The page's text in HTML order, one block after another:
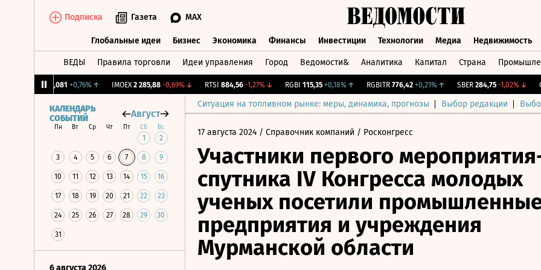
Подписка Газета MAX
Глобальные идеи Бизнес Экономика Финансы Инвестиции Технологии Медиа Недвижимость
ВЕДЫ Правила торговли Идеи управления Город Ведомости& Аналитика Капитал Страна
12,081 +0,76%↑ IMOEX 2 285,88 -0,69%↓ RTSI 884,56 -1,27%↓ RGBI 115,35 +0,18% ↑ RGBITR 776,42 +0,21%↑ SBER 284,75 -1,02%↓
Ситуация на топливном рынке: меры, динамика, прогнозы Выбор редакции
КАЛЕНДАРЬ
СОБЫТИЙ
Август
Пн Вт Ср Чт Пт Сб Вс
1 2
3 4 5 6 7 8 9
10 11 12 13 14 15 16
17 18 19 20 21 22 23
24 25 26 27 28 29 30
31
6 августа 2026
17 августа 2024 / Справочник компаний / Росконгресс
Участники первого
спутника IV Конгресса молодых
ученых посетили
предприятия и учреждения
Мурманской области